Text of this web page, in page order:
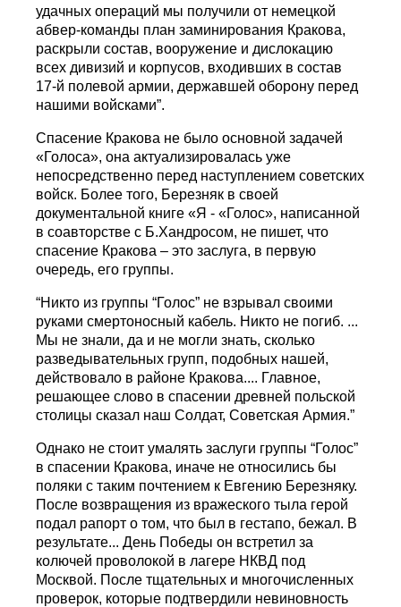
удачных операций мы получили от немецкой
абвер-команды план заминирования Кракова,
раскрыли состав, вооружение и дислокацию
всех дивизий и корпусов, входивших в состав
17-й полевой армии, державшей оборону перед
нашими войсками”.
Спасение Кракова не было основной задачей
«Голоса», она актуализировалась уже
непосредственно перед наступлением советских
войск. Более того, Березняк в своей
документальной книге «Я - «Голос», написанной
в соавторстве с Б.Хандросом, не пишет, что
спасение Кракова – это заслуга, в первую
очередь, его группы.
“Никто из группы “Голос” не взрывал своими
руками смертоносный кабель. Никто не погиб. ...
Мы не знали, да и не могли знать, сколько
разведывательных групп, подобных нашей,
действовало в районе Кракова.... Главное,
решающее слово в спасении древней польской
столицы сказал наш Солдат, Советская Армия.”
Однако не стоит умалять заслуги группы “Голос”
в спасении Кракова, иначе не относились бы
поляки с таким почтением к Евгению Березняку.
После возвращения из вражеского тыла герой
подал рапорт о том, что был в гестапо, бежал. В
результате... День Победы он встретил за
колючей проволокой в лагере НКВД под
Москвой. После тщательных и многочисленных
проверок, которые подтвердили невиновность